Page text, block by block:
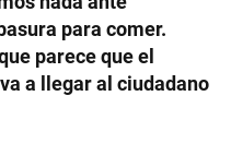
para comer.
parece que el
a llegar al ciudadano